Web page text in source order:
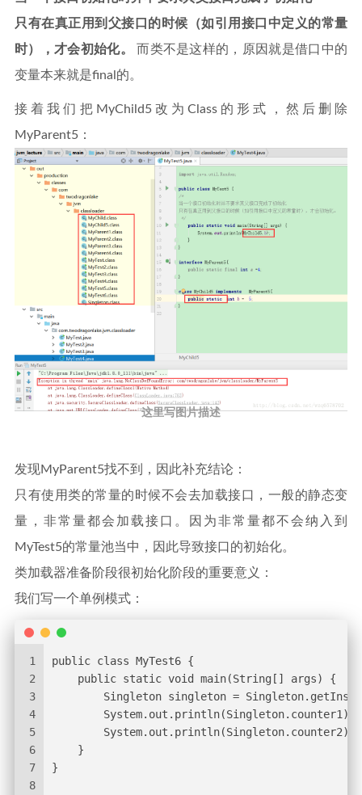
只有在真正用到父接口的时候（如引用接口中定义的常量
时），才会初始化。
而类不是这样的，原因就是借口中的
变量本来就是final的。
接着我们把MyChild5改为Class的形式，然后删除
MyParent5：
这里写图片描述
发现MyParent5找不到，因此补充结论：
只有使用类的常量的时候不会去加载接口，一般的静态变
量，非常量都会加载接口。因为非常量都不会纳入到
MyTest5的常量池当中，因此导致接口的初始化。
类加载器准备阶段很初始化阶段的重要意义：
我们写一个单例模式：
1
2
3
4
5
6
7
8
public class MyTest6 {
    public static void main(String[] args) {
Singleton singleton =
        System.out.println(Singleton.counter1);
        System.out.println(Singleton.counter2);
    }
}